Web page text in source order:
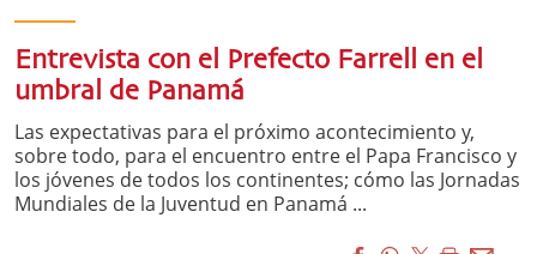
Entrevista con el Prefecto Farrell en el
umbral de Panamá
Las expectativas para el próximo acontecimiento y,
sobre todo, para el encuentro entre el Papa Francisco y
los jóvenes de todos los continentes; cómo las Jornadas
Mundiales de la Juventud en Panamá ...